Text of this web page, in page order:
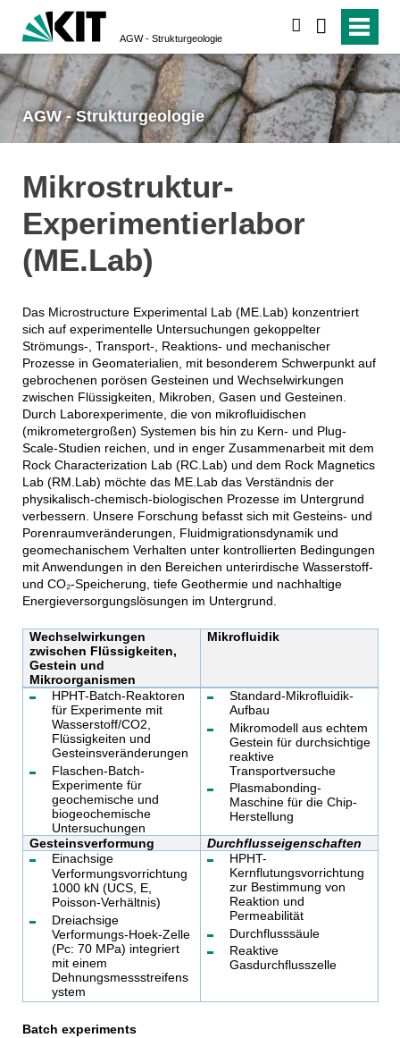
AGW - Strukturgeologie
AGW - Strukturgeologie
Mikrostruktur-
Experimentierlabor
(ME.Lab)
Das Microstructure Experimental Lab (ME.Lab) konzentriert
sich auf experimentelle Untersuchungen gekoppelter
Strömungs-, Transport-, Reaktions- und mechanischer
Prozesse in Geomaterialien, mit besonderem Schwerpunkt auf
gebrochenen porösen Gesteinen und Wechselwirkungen
zwischen Flüssigkeiten, Mikroben, Gasen und Gesteinen.
Durch Laborexperimente, die von mikrofluidischen
(mikrometergroßen) Systemen bis hin zu Kern- und Plug-
Scale-Studien reichen, und in enger Zusammenarbeit mit dem
Rock Characterization Lab (RC.Lab) und dem Rock Magnetics
Lab (RM.Lab) möchte das ME.Lab das Verständnis der
physikalisch-chemisch-biologischen Prozesse im Untergrund
verbessern. Unsere Forschung befasst sich mit Gesteins- und
Porenraumveränderungen, Fluidmigrationsdynamik und
geomechanischem Verhalten unter kontrollierten Bedingungen
mit Anwendungen in den Bereichen unterirdische Wasserstoff-
und CO₂-Speicherung, tiefe Geothermie und nachhaltige
Energieversorgungslösungen im Untergrund.
Wechselwirkungen
zwischen Flüssigkeiten,
Gestein und
Mikroorganismen
Mikrofluidik
HPHT-Batch-Reaktoren
für Experimente mit
Wasserstoff/CO2,
Flüssigkeiten und
Gesteinsveränderungen
Flaschen-Batch-
Experimente für
geochemische und
biogeochemische
Untersuchungen
Standard-Mikrofluidik-
Aufbau
Mikromodell aus echtem
Gestein für durchsichtige
reaktive
Transportversuche
Plasmabonding-
Maschine für die Chip-
Herstellung
Gesteinsverformung
Durchflusseigenschaften
​​​​​​​Einachsige
Verformungsvorrichtung
1000 kN (UCS, E,
Poisson-Verhältnis)
Dreiachsige
Verformungs-Hoek-Zelle
(Pc: 70 MPa) integriert
mit einem
Dehnungsmessstreifens
ystem
HPHT-
Kernflutungsvorrichtung
zur Bestimmung von
Reaktion und
Permeabilität
Durchflusssäule
Reaktive
Gasdurchflusszelle
Batch experiments